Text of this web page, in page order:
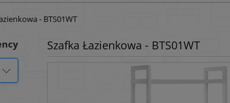
- BTS01WT
Szafka Łazienkowa - BTS01WT